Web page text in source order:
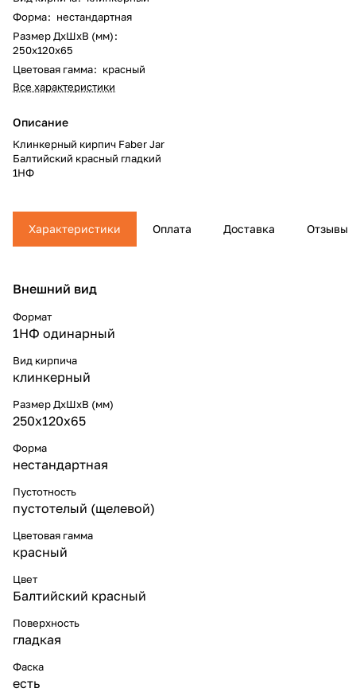
Форма: нестандартная
Размер ДхШхВ (мм):
250х120х65
Цветовая гамма: красный
Все характеристики
Описание
Клинкерный кирпич Faber Jar
Балтийский красный гладкий
1НФ
Характеристики Оплата Доставка Отзывы
Внешний вид
Формат
1НФ одинарный
Вид кирпича
клинкерный
Размер ДхШхВ (мм)
250х120х65
Форма
нестандартная
Пустотность
пустотелый (щелевой)
Цветовая гамма
красный
Цвет
Балтийский красный
Поверхность
гладкая
Фаска
есть